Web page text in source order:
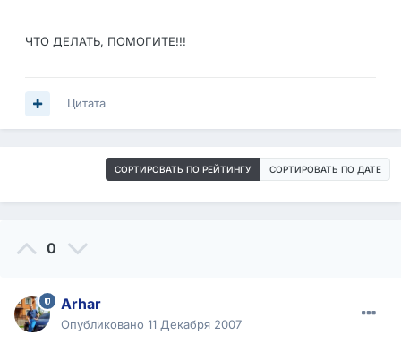
ЧТО ДЕЛАТЬ, ПОМОГИТЕ!!!
Цитата
СОРТИРОВАТЬ ПО РЕЙТИНГУ СОРТИРОВАТЬ ПО ДАТЕ
0
Arhar
Опубликовано 11 Декабря 2007